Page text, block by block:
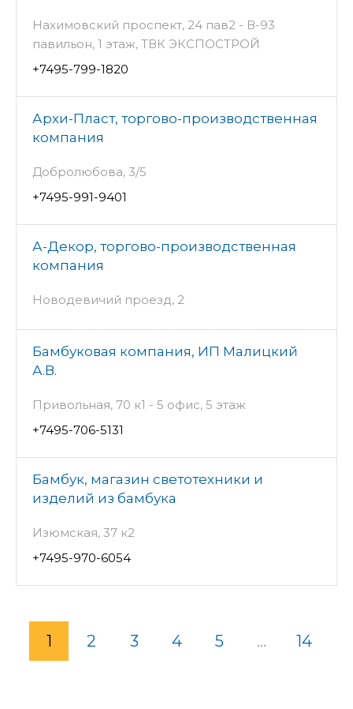
Нахимовский проспект, 24 пав2 - В-93
павильон, 1 этаж, ТВК ЭКСПОСТРОЙ
+7495-799-1820
Архи-Пласт, торгово-производственная
компания
Добролюбова, 3/5
+7495-991-9401
А-Декор, торгово-производственная
компания
Новодевичий проезд, 2
Бамбуковая компания, ИП Малицкий
А.В.
Привольная, 70 к1 - 5 офис, 5 этаж
+7495-706-5131
Бамбук, магазин светотехники и
изделий из бамбука
Изюмская, 37 к2
+7495-970-6054
1 2 3 4 5 ... 14